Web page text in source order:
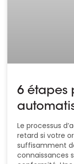
6 étapes
Le processus
retard si votre
suffisamment
connaissances